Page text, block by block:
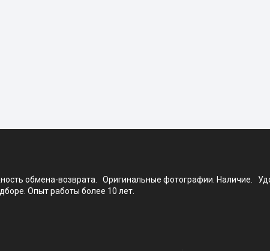
обмена-возврата. Оригинальные фотографии. Наличие.
Опыт работы более 10 лет.